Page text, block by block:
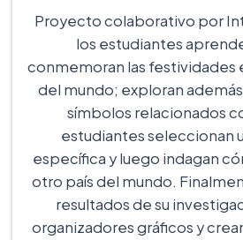
Proyecto colaborativo por
los estudiantes
conmemoran las festividades
del mundo; exploran
símbolos relacionados
estudiantes seleccionan
específica y luego indagan
otro país del mundo.
resultados de su
organizadores gráficos y